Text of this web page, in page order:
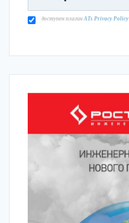
доступен плагин ATs Privacy Policy